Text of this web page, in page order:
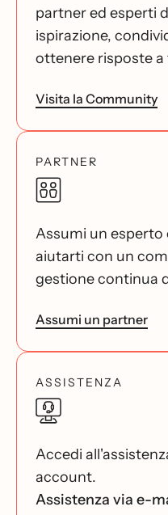
partner ed esperti
ispirazione,
ottenere risposte
Visita la Community
PARTNER
Assumi un
aiutarti con un
gestione continua
Assumi un partner
ASSISTENZA
Accedi
account.
Assistenza via e-